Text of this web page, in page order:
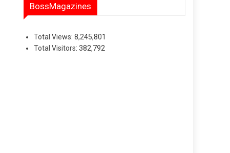
BossMagazines
Total Views:8,245,801
Total Visitors:382,792